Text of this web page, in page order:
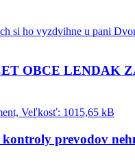
si ho vyzdvihne u pani
OBCE LENDAK
Veľkosť: 1015,65 kB
prevodov